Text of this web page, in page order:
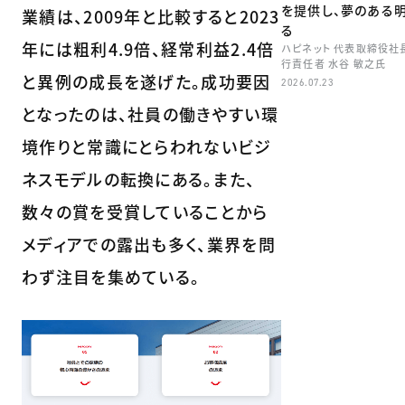
業績は、2009年と比較すると2023
年には粗利4.9倍、経常利益2.4倍
と異例の成長を遂げた。成功要因
となったのは、社員の働きやすい環
境作りと常識にとらわれないビジ
ネスモデルの転換にある。また、
数々の賞を受賞していることから
メディアでの露出も多く、業界を問
わず注目を集めている。
を提供し、夢のある
る
ハピネット 代表取締役
行責任者 水谷 敏之氏
2026.07.23